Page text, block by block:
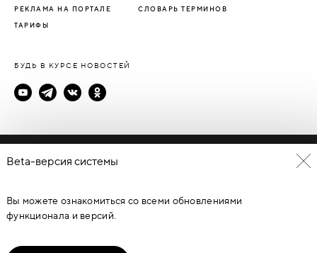
РЕКЛАМА НА ПОРТАЛЕ СЛОВАРЬ ТЕРМИНОВ
ТАРИФЫ
БУДЬ В КУРСЕ НОВОСТЕЙ
Политика конфиденциальности
© Каталог дверей - DverProf, 2021-2026Материалы сайта
являются объектами авторского права. Запрещается
копирование, распространение, любое использование
ФЕДЕРАЦИИ ОТ 09.07.93Г. №5351-1 “ОБ АВТОРСКОМ ПРАВЕ И
Beta-версия системы
Вы можете ознакомиться со всеми обновлениями
функционала и версий.